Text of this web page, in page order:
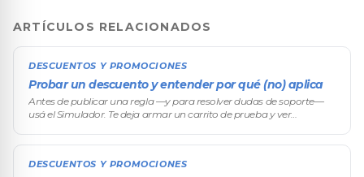
ARTÍCULOS RELACIONADOS
DESCUENTOS Y PROMOCIONES
Probar un descuento y entender por qué (no) aplica
Antes de publicar una regla —y para resolver dudas de soporte—
usá el Simulador. Te deja armar un carrito de prueba y ver
DESCUENTOS Y PROMOCIONES